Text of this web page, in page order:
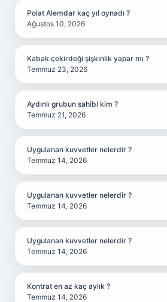
Polat Alemdar kaç yıl oynadı ?
Ağustos 10, 2026
Kabak çekirdeği şişkinlik yapar mı ?
Temmuz 23, 2026
Aydınlı grubun sahibi kim ?
Temmuz 21, 2026
Uygulanan kuvvetler nelerdir ?
Temmuz 14, 2026
Uygulanan kuvvetler nelerdir ?
Temmuz 14, 2026
Uygulanan kuvvetler nelerdir ?
Temmuz 14, 2026
Kontrat en az kaç aylık ?
Temmuz 14, 2026